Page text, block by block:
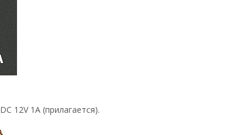
DC 12V 1A (прилагается).